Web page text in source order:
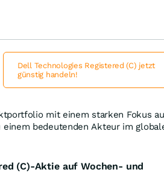
mit einem starken Fokus
bedeutenden Akteur im
(C)-Aktie auf Wochen- und
Dell Technologies Registered (C) jetzt
günstig handeln!